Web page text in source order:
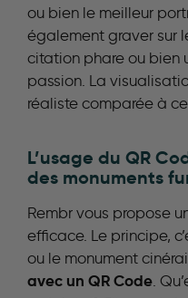
ou bien le meilleur
également graver sur
citation phare ou bien
passion. La
réaliste comparée à
L’usage du QR
des monuments
Rembr vous propose
efficace. Le principe,
ou le monument
avec un QR Code .